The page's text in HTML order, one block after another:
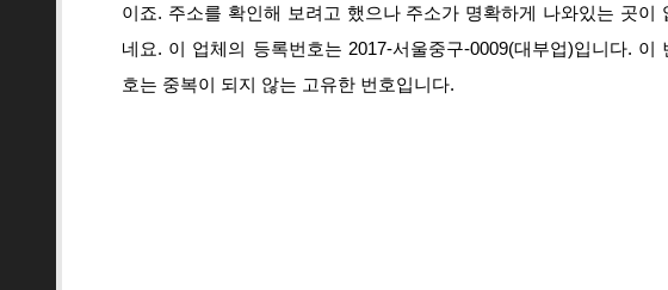
이죠. 주소를 확인해 보려고 했으나 주소가 명확하게 나와있는 곳이
네요. 이 업체의 등록번호는 2017-서울중구-0009(대부업)입니다. 이
호는 중복이 되지 않는 고유한 번호입니다.